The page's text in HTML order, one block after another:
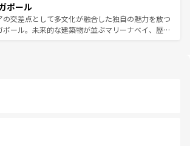
ほしい。
。気候は一年中温暖で、どの季節にも異なる楽しみ
ている。親しみやすいタイの人々、仏教を中心とし
、そして多様な観光資源が、訪れる旅人を魅了し続
こを訪れても感動するはず。観光スポットが密集し
、効率よく見どころを回れるのも魅力。息をのむよ
景から文化的な体験まで、香港を存分に楽しみ尽く
ポール
の交差点として多文化が融合した独自の魅力を放つ
ポール。未来的な建築物が並ぶマリーナベイ、歴史
ーカーズは地元の風情を楽しめる外せないスポット